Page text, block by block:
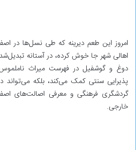
امروز این طعم دیرینه که طی نسل‌ها در
اهالی شهر جا خوش کرده، در آستانه
دوغ و گوشفیل در فهرست میراث ناملموس،
پذیرایی سنتی کمک می‌کند، بلکه می‌تواند
گردشگری فرهنگی و معرفی اصالت‌های
خارجی.